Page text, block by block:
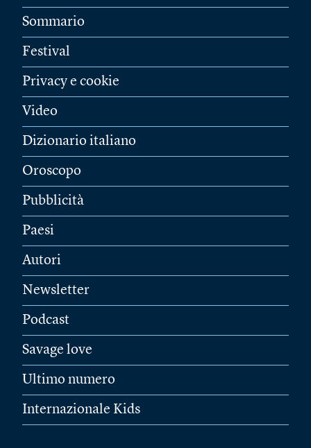
Sommario
Festival
Privacy e cookie
Video
Dizionario italiano
Oroscopo
Pubblicità
Paesi
Autori
Newsletter
Podcast
Savage love
Ultimo numero
Internazionale Kids